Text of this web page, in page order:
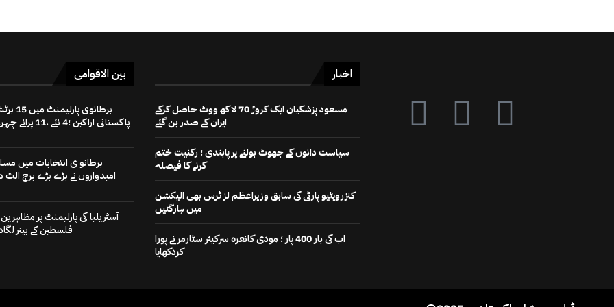
بین الاقوامی
برطانوی
پاکستانی اراکین ؛4 نئے ،11 پرانے چہرے
برطانو ی انتخابات میں
امیدواروں نے بڑے بڑے برج الٹ
آسٹریلیا کی پارلیمنٹ پر مظاہرین
فلسطین کے بینر
اخبار
مسعود پزشکیان ایک کروڑ 70 لاکھ ووٹ حاصل کرکے
ایران کے صدر بن گئے
سیاست دانوں کے جھوٹ بولنے پر پابندی ؛ رکنیت ختم
کرنے کا فیصلہ
کنزرویٹیو پارٹی کی سابق وزیراعظم لز ٹرس بھی الیکشن
میں ہارگئیں
اب کی بار 400 پار ؛ مودی کانعرہ سرکیئر سٹارمر نے پورا
کردکھایا